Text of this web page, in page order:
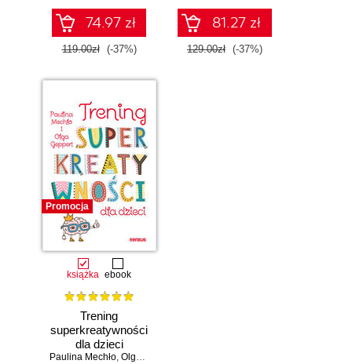
74.97 zł
119.00zł (-37%)
81.27 zł
129.00zł (-37%)
Promocja
książka ebook
Trening
superkreatywności
dla dzieci
Paulina Mechło, Olga Geppert